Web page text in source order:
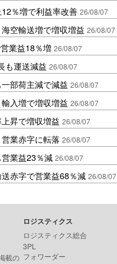
％増で利益率改善 26/08/07
空輸送増で増収増益 26/08/07
業益18％増 26/08/07
も運送減益 26/08/07
部荷主減で減益 26/08/07
入増で増収増益 26/08/07
昇で増収増益 26/08/07
業赤字に転落 26/08/07
業益23％減 26/08/07
赤字で営業益68％減 26/08/07
載の
ロジスティクス
ロジスティクス総合
3PL
フォワーダー